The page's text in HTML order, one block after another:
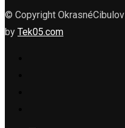
© Copyright
by Tek05.com